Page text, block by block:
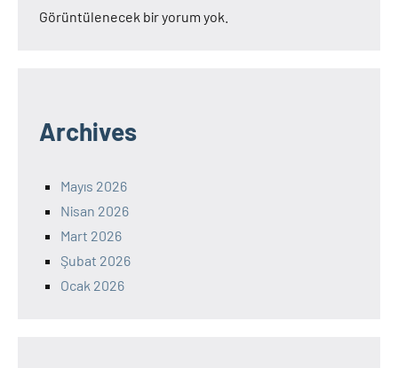
Görüntülenecek bir yorum yok.
Archives
Mayıs 2026
Nisan 2026
Mart 2026
Şubat 2026
Ocak 2026